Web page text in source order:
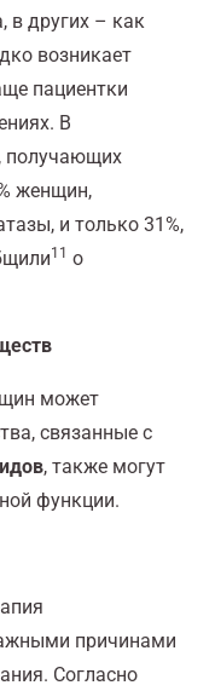
в других – как
возникает
пациентки
В
получающих
женщин,
и только 31%,
11 о
может
связанные с
, также могут
функции.
причинами
Согласно